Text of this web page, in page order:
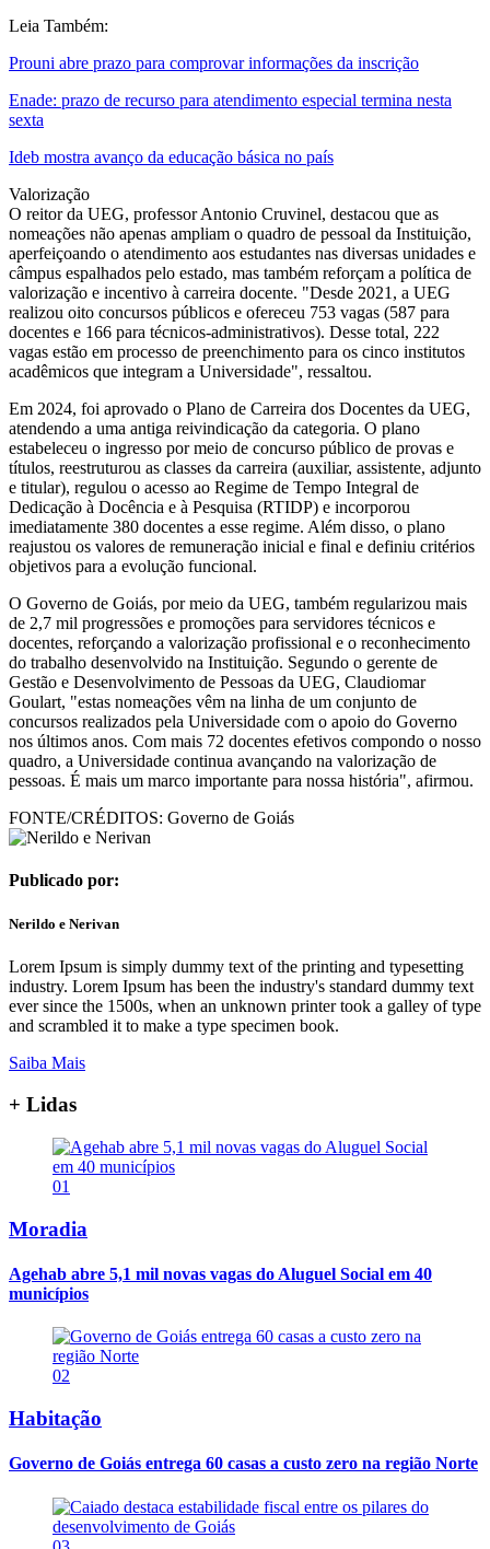
Leia Também:
Prouni abre prazo para comprovar informações da inscrição
Enade: prazo de recurso para atendimento especial termina nesta
sexta
Ideb mostra avanço da educação básica no país
Valorização
O reitor da UEG, professor Antonio Cruvinel, destacou que as
nomeações não apenas ampliam o quadro de pessoal da Instituição,
aperfeiçoando o atendimento aos estudantes nas diversas unidades e
câmpus espalhados pelo estado, mas também reforçam a política de
valorização e incentivo à carreira docente. "Desde 2021, a UEG
realizou oito concursos públicos e ofereceu 753 vagas (587 para
docentes e 166 para técnicos-administrativos). Desse total, 222
vagas estão em processo de preenchimento para os cinco institutos
acadêmicos que integram a Universidade", ressaltou.
Em 2024, foi aprovado o Plano de Carreira dos Docentes da UEG,
atendendo a uma antiga reivindicação da categoria. O plano
estabeleceu o ingresso por meio de concurso público de provas e
títulos, reestruturou as classes da carreira (auxiliar, assistente, adjunto
e titular), regulou o acesso ao Regime de Tempo Integral de
Dedicação à Docência e à Pesquisa (RTIDP) e incorporou
imediatamente 380 docentes a esse regime. Além disso, o plano
reajustou os valores de remuneração inicial e final e definiu critérios
objetivos para a evolução funcional.
O Governo de Goiás, por meio da UEG, também regularizou mais
de 2,7 mil progressões e promoções para servidores técnicos e
docentes, reforçando a valorização profissional e o reconhecimento
do trabalho desenvolvido na Instituição. Segundo o gerente de
Gestão e Desenvolvimento de Pessoas da UEG, Claudiomar
Goulart, "estas nomeações vêm na linha de um conjunto de
concursos realizados pela Universidade com o apoio do Governo
nos últimos anos. Com mais 72 docentes efetivos compondo o nosso
quadro, a Universidade continua avançando na valorização de
pessoas. É mais um marco importante para nossa história", afirmou.
FONTE/CRÉDITOS: Governo de Goiás
Publicado por:
Nerildo e Nerivan
Lorem Ipsum is simply dummy text of the printing and typesetting
industry. Lorem Ipsum has been the industry's standard dummy text
ever since the 1500s, when an unknown printer took a galley of type
and scrambled it to make a type specimen book.
Saiba Mais
+ Lidas
01
Moradia
Agehab abre 5,1 mil novas vagas do Aluguel Social em 40
municípios
02
Habitação
Governo de Goiás entrega 60 casas a custo zero na região Norte